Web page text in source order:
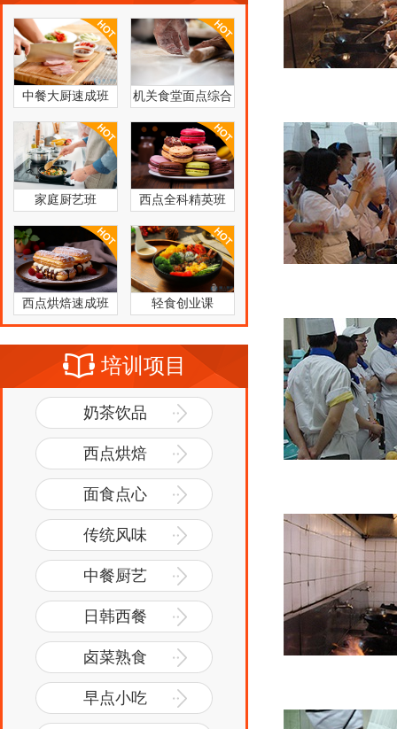
中餐大厨速成班
机关食堂面点综合
家庭厨艺班 西点全科精英班
西点烘焙速成班 轻食创业课
培训项目
奶茶饮品
西点烘焙
面食点心
传统风味
中餐厨艺
日韩西餐
卤菜熟食
早点小吃